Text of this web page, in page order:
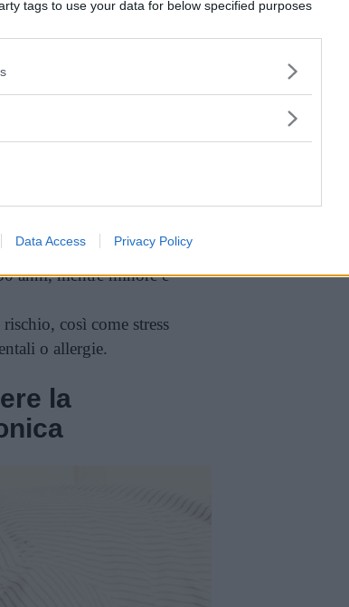
tags to use your data for below specified purposes
Data Access Privacy Policy
L'Ansia
un rischio 4 volte
che la fascia d’età con
anni, mentre minore è
così come stress
o allergie.
la